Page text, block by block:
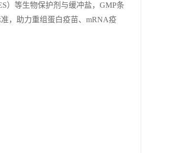
）等生物保护剂与缓冲盐，GMP条
，助力重组蛋白疫苗、mRNA疫